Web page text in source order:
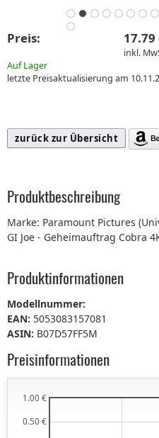
Preis: 17.79
inkl.
Auf Lager
letzte Preisaktualisierung am
zurück zur Übersicht
Produktbeschreibung
Marke: Paramount Pictures
GI Joe - Geheimauftrag Cobra
Produktinformationen
Modellnummer:
EAN: 5053083157081
ASIN: B07D57FF5M
Preisinformationen
0.50 €
1.00 €